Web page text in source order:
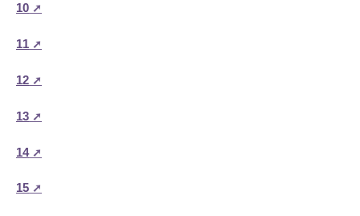
10
11
12
13
14
15